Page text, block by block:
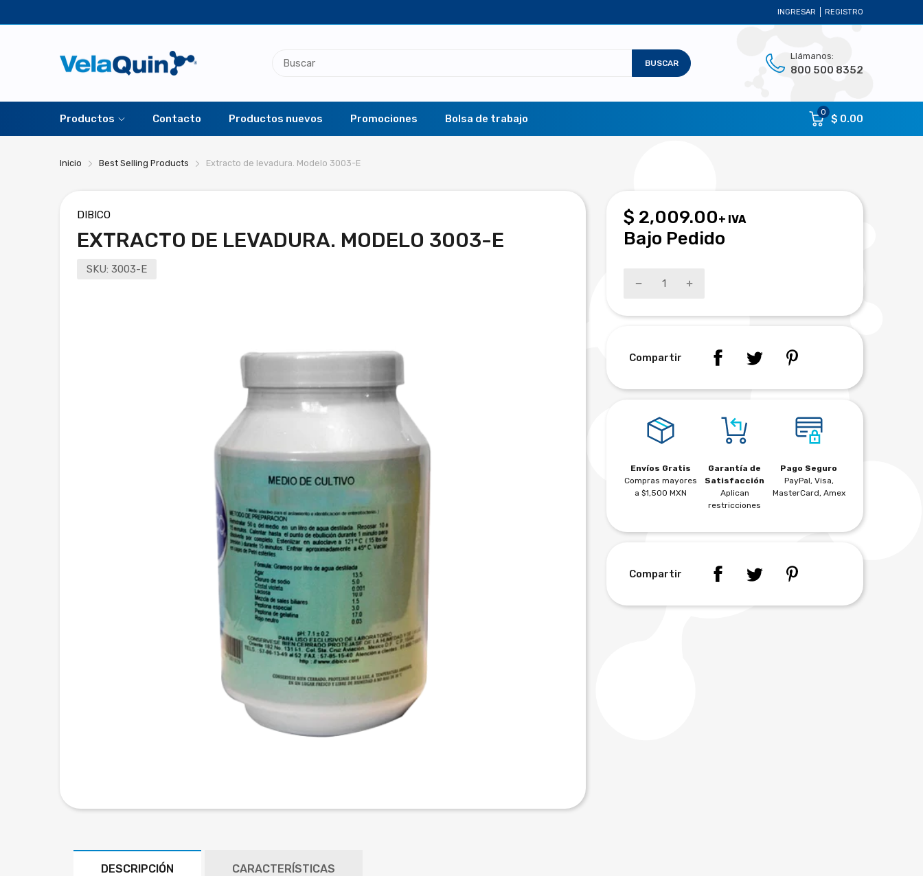
INGRESAR REGISTRO
BUSCAR
Llámanos:
800 500 8352
Productos Contacto Productos nuevos Promociones Bolsa de trabajo
0
$ 0.00
Inicio Best Selling Products Extracto de levadura. Modelo 3003-E
DIBICO
EXTRACTO DE LEVADURA. MODELO 3003-E
SKU: 3003-E
$ 2,009.00+ IVA
Bajo Pedido
Compartir
Envíos Gratis
Compras mayores
a $1,500 MXN
Garantía de
Satisfacción
Aplican
restricciones
Pago Seguro
PayPal, Visa,
MasterCard, Amex
Compartir
DESCRIPCIÓN CARACTERÍSTICAS